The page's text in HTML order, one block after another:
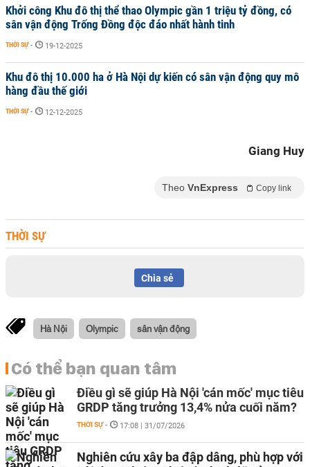
Khởi công Khu đô thị thể thao Olympic gần 1 triệu tỷ đồng, có
sân vận động Trống Đồng độc đáo nhất hành tinh
THỜI SỰ - 19-12-2025
Khu đô thị 10.000 ha ở Hà Nội dự kiến có sân vận động quy mô
hàng đầu thế giới
THỜI SỰ - 12-12-2025
Giang Huy
Theo VnExpress Copy link
THỜI SỰ
Chia sẻ
Hà Nội Olympic sân vận động
Có thể bạn quan tâm
Điều gì sẽ giúp Hà Nội 'cán mốc' mục tiêu
GRDP tăng trưởng 13,4% nửa cuối năm?
THỜI SỰ - 17:08 | 31/07/2026
Nghiên cứu xây ba đập dâng, phù hợp với